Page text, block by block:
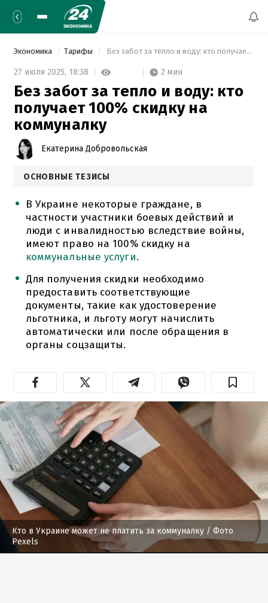
Экономика Тарифы Без забот за тепло и воду: кто получает 100% скидку на коммуналку
27 июля 2025, 18:38 2 мин
Без забот за тепло и воду: кто
получает 100% скидку на
коммуналку
Екатерина Добровольская
ОСНОВНЫЕ ТЕЗИСЫ
В Украине некоторые граждане, в
частности участники боевых действий и
люди с инвалидностью вследствие войны,
имеют право на 100% скидку на
коммунальные услуги.
Для получения скидки необходимо
предоставить соответствующие
документы, такие как удостоверение
льготника, и льготу могут начислить
автоматически или после обращения в
органы соцзащиты.
Кто в Украине может не платить за коммуналку / Фото
Pexels